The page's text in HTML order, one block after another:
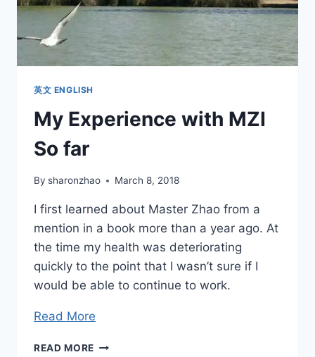
英文 ENGLISH
My Experience with MZI
So far
By sharonzhao March 8, 2018
I first learned about Master Zhao from a
mention in a book more than a year ago. At
the time my health was deteriorating
quickly to the point that I wasn’t sure if I
would be able to continue to work.
Read More
READ MORE MY